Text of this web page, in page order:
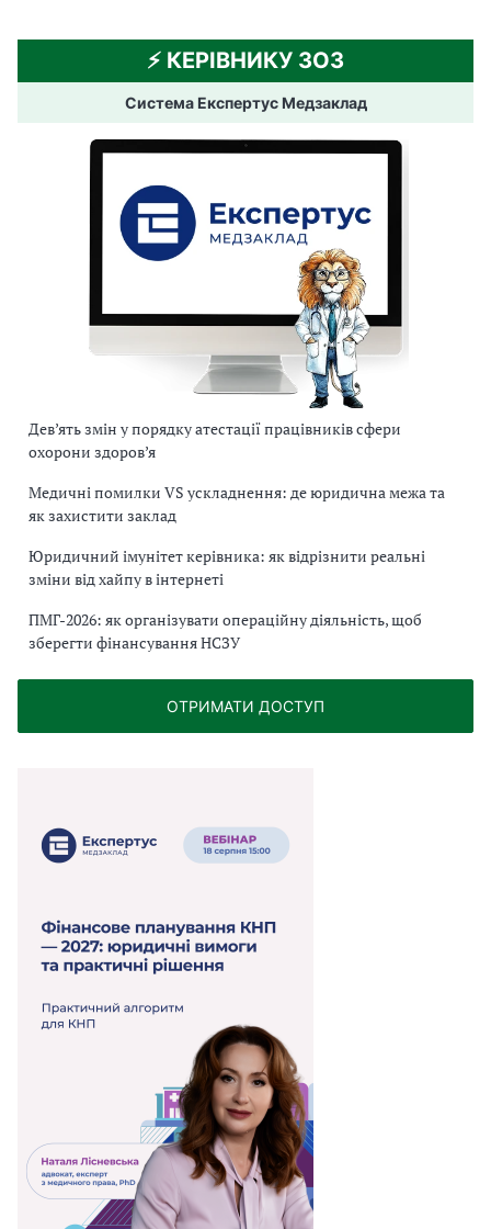
⚡️ КЕРІВНИКУ ЗОЗ
Система Експертус Медзаклад
Дев’ять змін у порядку атестації працівників сфери
охорони здоров’я
Медичні помилки VS ускладнення: де юридична межа та
як захистити заклад
Юридичний імунітет керівника: як відрізнити реальні
зміни від хайпу в інтернеті
ПМГ-2026: як організувати операційну діяльність, щоб
зберегти фінансування НСЗУ
ОТРИМАТИ ДОСТУП